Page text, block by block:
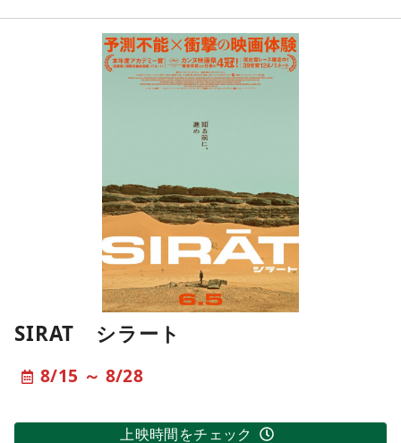
SIRAT シラート
8/15 ～ 8/28
上映時間をチェック